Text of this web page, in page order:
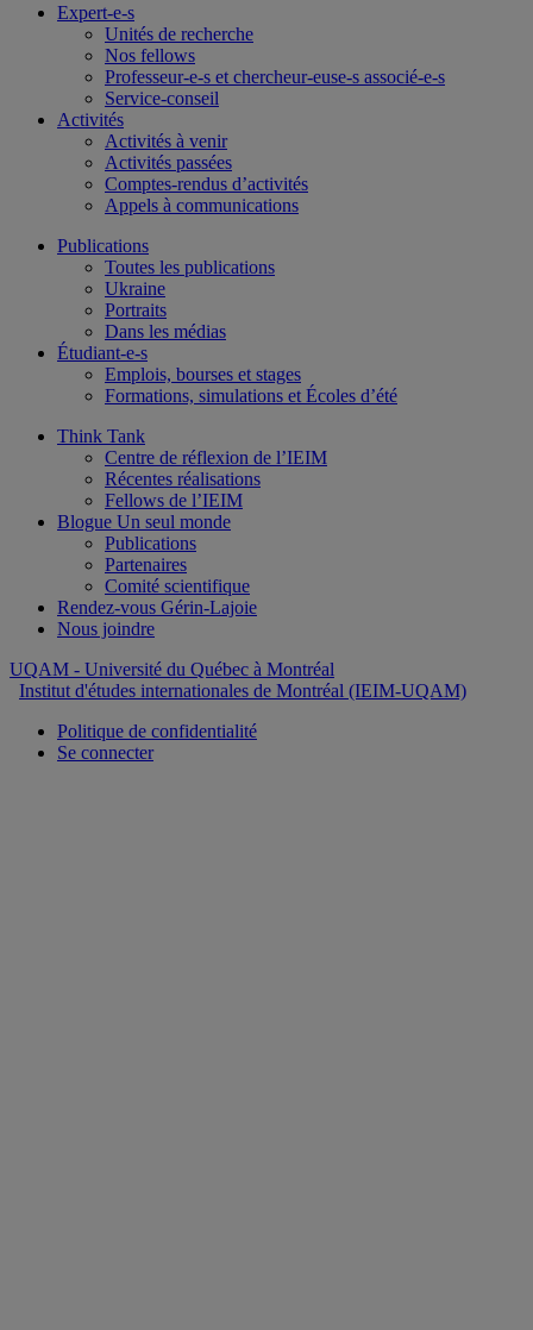
Expert-e-s
Unités de recherche
Nos fellows
Professeur-e-s et chercheur-euse-s associé-e-s
Service-conseil
Activités
Activités à venir
Activités passées
Comptes-rendus d’activités
Appels à communications
Publications
Toutes les publications
Ukraine
Portraits
Dans les médias
Étudiant-e-s
Emplois, bourses et stages
Formations, simulations et Écoles d’été
Think Tank
Centre de réflexion de l’IEIM
Récentes réalisations
Fellows de l’IEIM
Blogue Un seul monde
Publications
Partenaires
Comité scientifique
Rendez-vous Gérin-Lajoie
Nous joindre
UQAM - Université du Québec à Montréal
Institut d'études internationales de Montréal (IEIM-UQAM)
Politique de confidentialité
Se connecter